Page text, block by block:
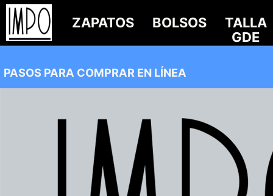
ZAPATOS BOLSOS
TALLA
GDE
PASOS PARA COMPRAR EN LÍNEA